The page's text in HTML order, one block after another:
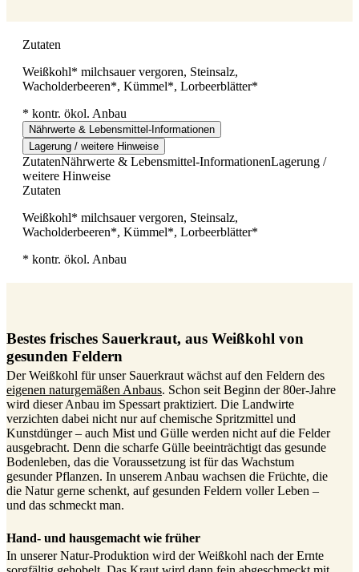
Zutaten
Weißkohl* milchsauer vergoren, Steinsalz,
Wacholderbeeren*, Kümmel*, Lorbeerblätter*
* kontr. ökol. Anbau
Nährwerte & Lebensmittel-Informationen
Lagerung / weitere Hinweise
ZutatenNährwerte & Lebensmittel-InformationenLagerung /
weitere Hinweise
Zutaten
Weißkohl* milchsauer vergoren, Steinsalz,
Wacholderbeeren*, Kümmel*, Lorbeerblätter*
* kontr. ökol. Anbau
Bestes frisches Sauerkraut, aus Weißkohl von
gesunden Feldern
Der Weißkohl für unser Sauerkraut wächst auf den Feldern des
eigenen naturgemäßen Anbaus. Schon seit Beginn der 80er-Jahre
wird dieser Anbau im Spessart praktiziert. Die Landwirte
verzichten dabei nicht nur auf chemische Spritzmittel und
Kunstdünger – auch Mist und Gülle werden nicht auf die Felder
ausgebracht. Denn die scharfe Gülle beeinträchtigt das gesunde
Bodenleben, das die Voraussetzung ist für das Wachstum
gesunder Pflanzen. In unserem Anbau wachsen die Früchte, die
die Natur gerne schenkt, auf gesunden Feldern voller Leben –
und das schmeckt man.
Hand- und hausgemacht wie früher
In unserer Natur-Produktion wird der Weißkohl nach der Ernte